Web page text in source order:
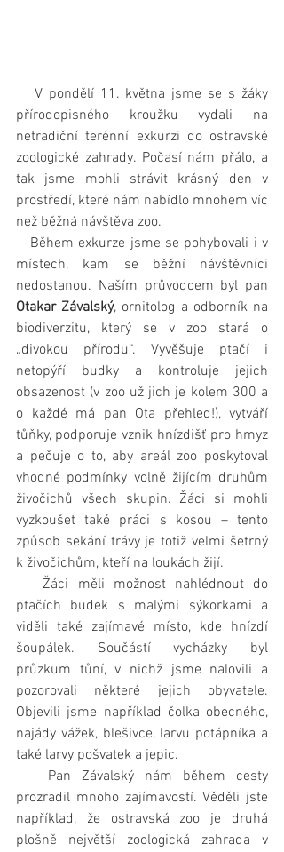
V pondělí 11. května jsme se s žáky
přírodopisného kroužku vydali na
netradiční terénní exkurzi do ostravské
zoologické zahrady. Počasí nám přálo, a
tak jsme mohli strávit krásný den v
prostředí, které nám nabídlo mnohem víc
než běžná návštěva zoo.
Během exkurze jsme se pohybovali i v
místech, kam se běžní návštěvníci
Otakar Závalský, ornitolog a odborník na
biodiverzitu, který se v zoo stará o
„divokou přírodu“. Vyvěšuje ptačí i
netopýří budky a kontroluje jejich
obsazenost (v zoo už jich je kolem 300 a
o každé má pan Ota přehled!), vytváří
tůňky, podporuje vznik hnízdišť pro hmyz
a pečuje o to, aby areál zoo poskytoval
vhodné podmínky volně žijícím druhům
živočichů všech skupin. Žáci si mohli
vyzkoušet také práci s kosou – tento
způsob sekání trávy je totiž velmi šetrný
k živočichům, kteří na loukách žijí.
Žáci měli možnost nahlédnout do
ptačích budek s malými sýkorkami a
viděli také zajímavé místo, kde hnízdí
šoupálek. Součástí vycházky byl
průzkum tůní, v nichž jsme nalovili a
pozorovali některé jejich obyvatele.
Objevili jsme například čolka obecného,
najády vážek, blešivce, larvu potápníka a
také larvy pošvatek a jepic.
Pan Závalský nám během cesty
prozradil mnoho zajímavostí. Věděli jste
například, že ostravská zoo je druhá
plošně největší zoologická zahrada v